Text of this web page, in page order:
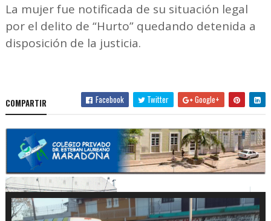
La mujer fue notificada de su situación legal
por el delito de “Hurto” quedando detenida a
disposición de la justicia.
COMPARTIR Facebook Twitter Google+